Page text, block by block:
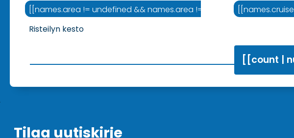
[[names.area != undefined && names.area != '' ? names.area
Risteilyn kesto
Tilaa uutiskirje